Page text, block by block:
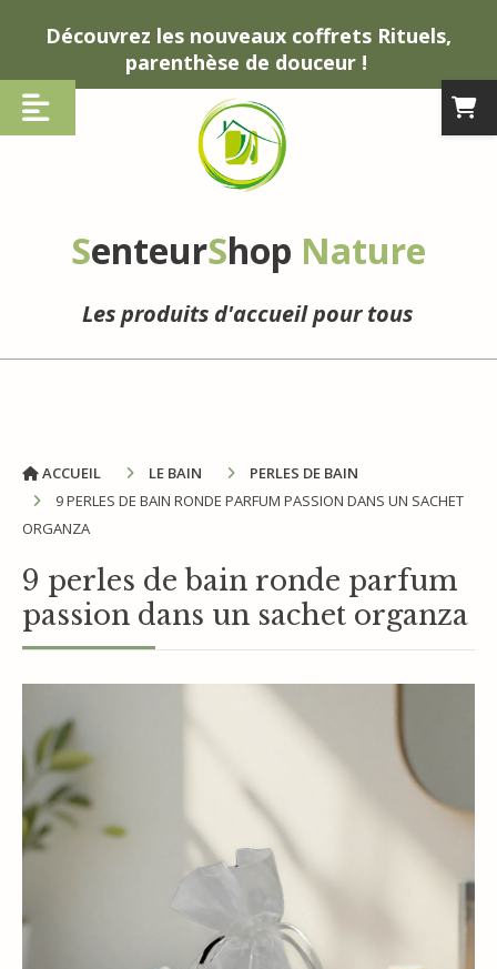
Découvrez les nouveaux coffrets Rituels,
parenthèse de douceur !
SenteurShop Nature
Les produits d'accueil pour tous
ACCUEIL LE BAIN
PERLES DE BAIN
9 PERLES DE BAIN RONDE PARFUM PASSION DANS UN SACHET
ORGANZA
9 perles de bain ronde parfum
passion dans un sachet organza